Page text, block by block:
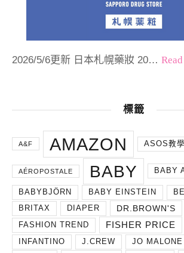
2026/5/6更新 日本札幌藥妝 20…
標籤
A&F AMAZON ASOS教學
AÉROPOSTALE BABY BABY
BABYBJÖRN BABY EINSTEIN
BRITAX
DIAPER DR.BROWN'S
FASHION TREND
FISHER PRICE
INFANTINO J.CREW JO MALONE